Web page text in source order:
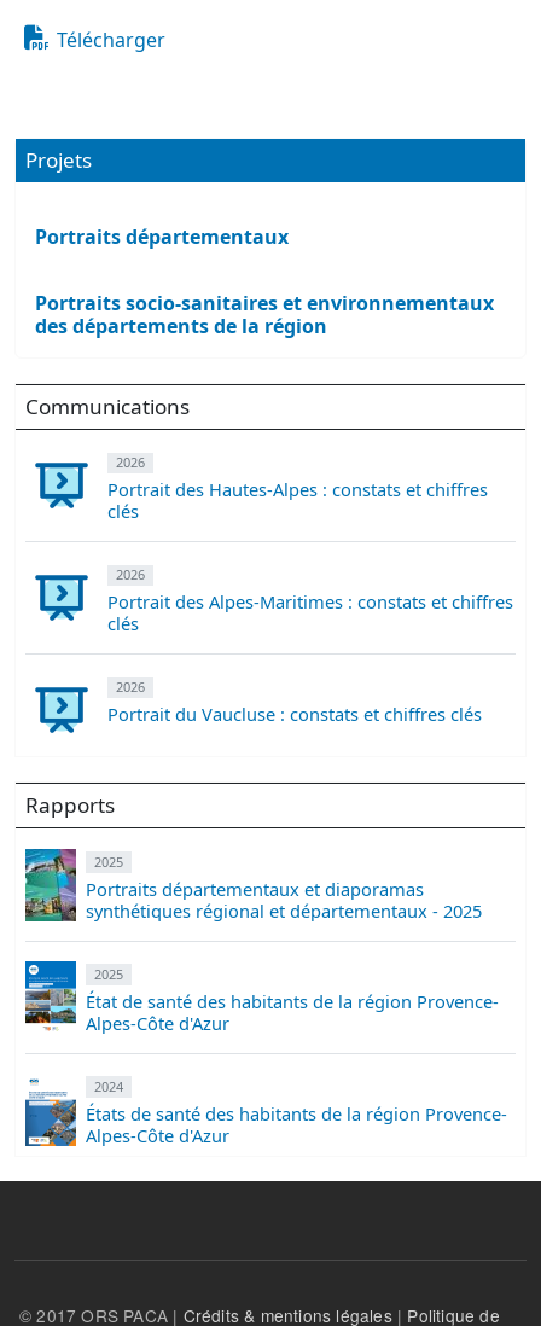
Télécharger
Projets
Portraits départementaux
Portraits socio-sanitaires et environnementaux
des départements de la région
Communications
2026
Portrait des Hautes-Alpes : constats et chiffres
clés
2026
Portrait des Alpes-Maritimes : constats et chiffres
clés
2026
Portrait du Vaucluse : constats et chiffres clés
Rapports
2025
Portraits départementaux et diaporamas
synthétiques régional et départementaux - 2025
2025
État de santé des habitants de la région Provence-
Alpes-Côte d'Azur
2024
États de santé des habitants de la région Provence-
Alpes-Côte d'Azur
© 2017 ORS PACA | Crédits & mentions légales| Politique de